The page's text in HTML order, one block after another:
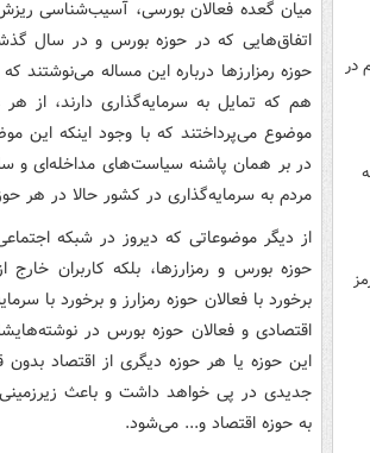
در
۶گانه
میان گعده فعالان بورسی، آسیب‌شناسی
اتفاق‌هایی که در حوزه بورس و در سال
حوزه رمزارزها درباره این مساله می‌نوشتند
هم که تمایل به سرمایه‌گذاری دارند، از
موضوع می‌پرداختند که با وجود اینکه این
در بر همان پاشنه سیاست‌های مداخله‌ای و
مردم به سرمایه‌گذاری در کشور حالا در هر
از دیگر موضوعاتی که دیروز در شبکه اجتماعی
حوزه بورس و رمزارزها، بلکه کاربران
برخورد با فعالان حوزه رمزارز و برخورد با
اقتصادی و فعالان حوزه بورس در
این حوزه یا هر حوزه دیگری از اقتصاد بدون
جدیدی در پی خواهد داشت و باعث
به حوزه اقتصاد و... می‌شود.